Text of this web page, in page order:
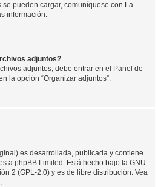
pueden cargar, comuníquese con La
información.
adjuntos?
adjuntos, debe entrar en el Panel de
la opción “Organizar adjuntos”.
es desarrollada, publicada y contiene
a phpBB Limited . Está hecho bajo la GNU
2 (GPL-2.0) y es de libre distribución. Vea